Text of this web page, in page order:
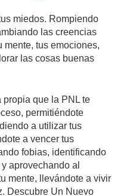
miedos. Rompiendo
las creencias
mente, tus emociones,
las cosas buenas
que la PNL te
permitiéndote
a utilizar tus
a vencer tus
fobias, identificando
aprovechando al
mente, llevándote a vivir
Descubre Un Nuevo